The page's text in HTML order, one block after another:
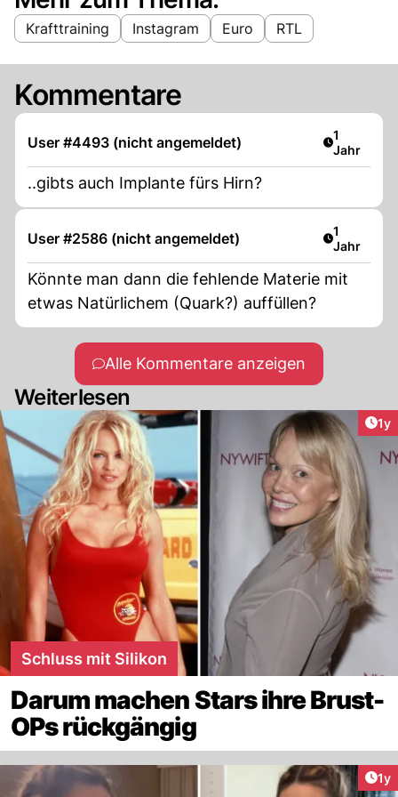
Krafttraining Instagram Euro RTL
Kommentare
User #4493 (nicht angemeldet) Artikel
1
Jahr
..gibts auch Implante fürs Hirn?
User #2586 (nicht angemeldet) Artikel
1
Jahr
Könnte man dann die fehlende Materie mit
etwas Natürlichem (Quark?) auffüllen?
Alle Kommentare anzeigen
Weiterlesen
1y
Schluss mit Silikon
Darum machen Stars ihre Brust-
OPs rückgängig
1y